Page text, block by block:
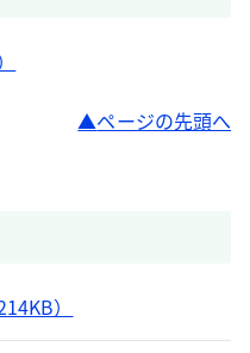
ページの先頭へ
）